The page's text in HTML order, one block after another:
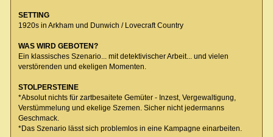
SETTING
1920s in Arkham und Dunwich / Lovecraft Country
WAS WIRD GEBOTEN?
Ein klassisches Szenario... mit detektivischer Arbeit... und vielen
verstörenden und ekeligen Momenten.
STOLPERSTEINE
*Absolut nichts für zartbesaitete Gemüter - Inzest, Vergewaltigung,
Verstümmelung und ekelige Szemen. Sicher nicht jedermanns
Geschmack.
*Das Szenario lässt sich problemlos in eine Kampagne einarbeiten.